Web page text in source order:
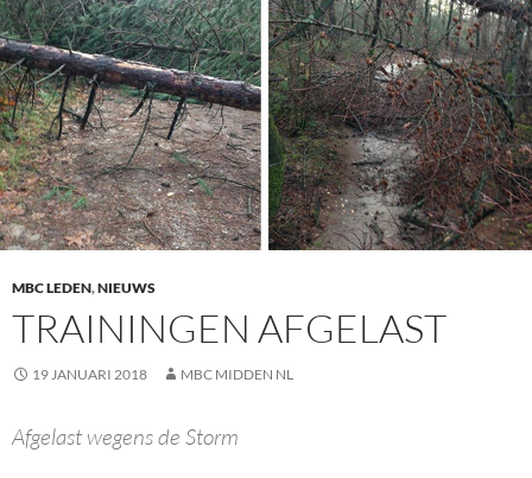
MBC LEDEN,NIEUWS
TRAININGEN AFGELAST
19 JANUARI 2018 MBC MIDDEN NL
Afgelast wegens de Storm